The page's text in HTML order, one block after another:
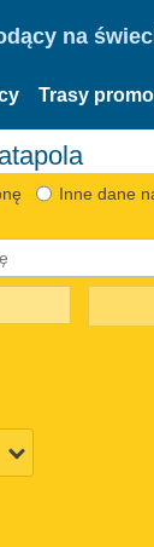
na
Trasy
Inne dane